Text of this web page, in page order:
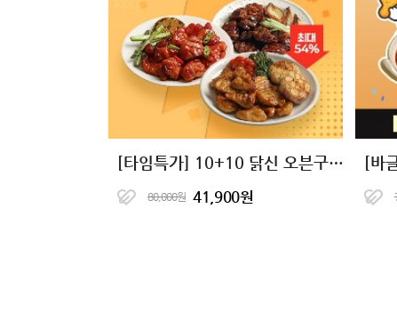
[타임특가] 10+10 닭신 오븐구이 닭안심살&닭가슴살 16종 골라담기
80,000원 41,900원